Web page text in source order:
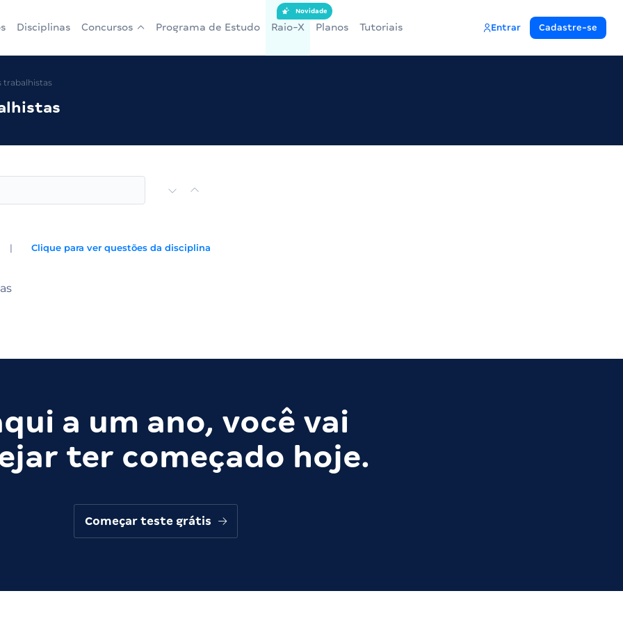
Disciplinas Concursos Programa de Estudo Raio-X
Novidade
Planos Tutoriais Entrar Cadastre-se
trabalhistas
| Clique para ver questões da disciplina
a um ano, você vai
ter começado hoje.
Começar teste grátis